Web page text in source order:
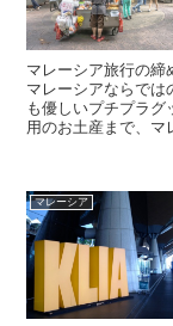
マレーシア旅行の締
マレーシアならでは
も優しいプチプラ
用のお土産まで、マ
マレーシア